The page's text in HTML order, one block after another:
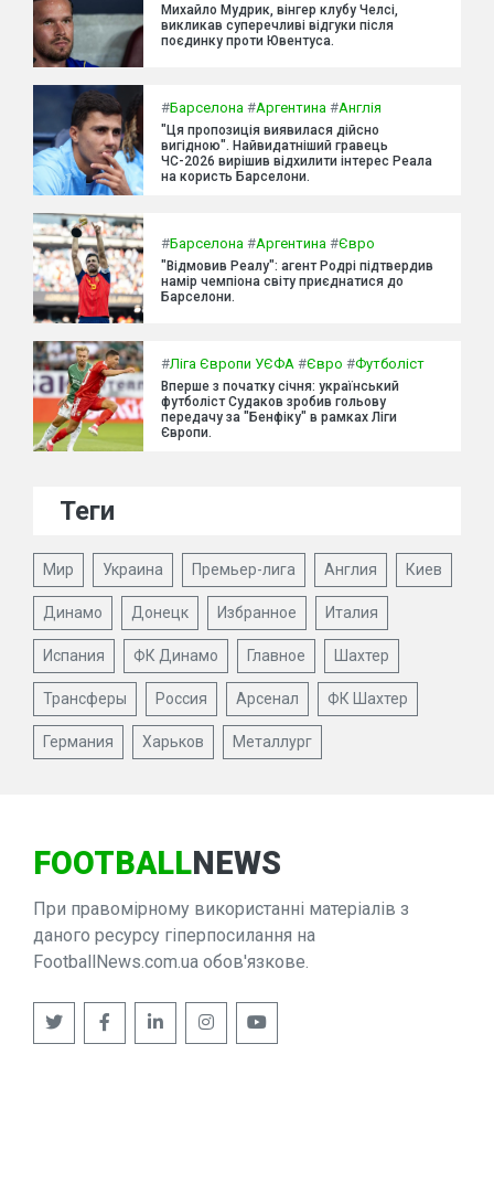
Михайло Мудрик, вінгер клубу Челсі,
викликав суперечливі відгуки після
поєдинку проти Ювентуса.
#Барселона #Аргентина #Англія
"Ця пропозиція виявилася дійсно
вигідною". Найвидатніший гравець
ЧС-2026 вирішив відхилити інтерес Реала
на користь Барселони.
#Барселона #Аргентина #Євро
"Відмовив Реалу": агент Родрі підтвердив
намір чемпіона світу приєднатися до
Барселони.
#Ліга Європи УЄФА #Євро #Футболіст
Вперше з початку січня: український
футболіст Судаков зробив гольову
передачу за "Бенфіку" в рамках Ліги
Європи.
Теги
Мир Украина Премьер-лига Англия Киев
Динамо Донецк Избранное Италия
Испания ФК Динамо Главное Шахтер
Трансферы Россия Арсенал ФК Шахтер
Германия Харьков Металлург
FOOTBALLNEWS
При правомірному використанні матеріалів з
даного ресурсу гіперпосилання на
FootballNews.com.ua обов'язкове.